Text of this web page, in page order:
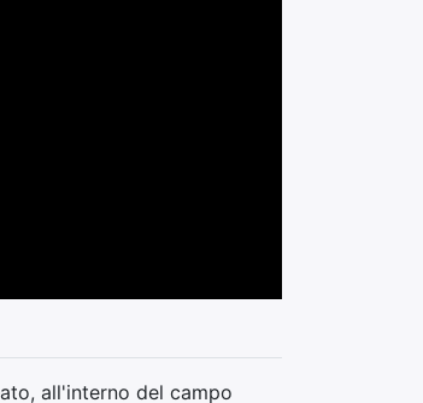
all'interno del campo